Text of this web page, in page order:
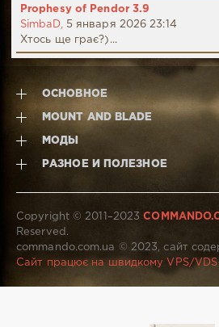
Prophesy of Pendor 3.9
SimbaD,
5 января 2026 23:14
Хтось ще грає?)...
ОСНОВНОЕ
MOUNT AND BLADE
МОДЫ
РАЗНОЕ И ПОЛЕЗНОЕ
Copyright © 2011–2023
Reserved.
commando.com.ua © 2023, сайт
Сайт працює на швидкому VPS/VDS